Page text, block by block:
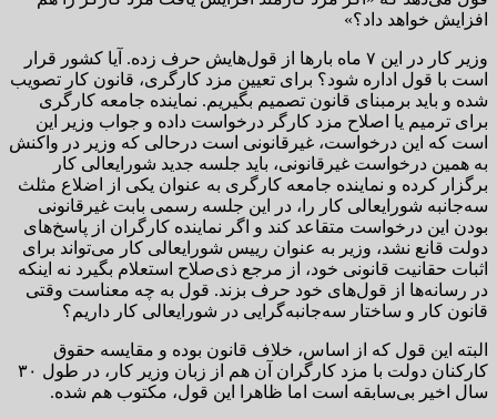
افزایش خواهد داد؟»
وزیر کار در این ۷ ماه بارها از قول‌هایش حرف زده. آیا کشور قرار
است با قول اداره شود؟ برای تعیین مزد کارگری، قانون کار تصویب
شده و باید برمبنای قانون تصمیم بگیریم. نماینده جامعه کارگری
برای ترمیم یا اصلاح مزد کارگر درخواست داده و جواب وزیر این
است که این درخواست، غیرقانونی است درحالی که وزیر در واکنش
به همین درخواست غیرقانونی، باید جلسه جدید شورایعالی کار
برگزار کرده و نماینده جامعه کارگری به عنوان یکی از اضلاع مثلث
سه‌جانبه شورایعالی کار را، در این جلسه رسمی بابت غیرقانونی
بودن این درخواست متقاعد کند و اگر نماینده کارگران از پاسخ‌های
دولت قانع نشد، وزیر به عنوان رییس شورایعالی کار می‌تواند برای
اثبات حقانیت قانونی خود، از مرجع ذی‌صلاح استعلام بگیرد نه اینکه
در رسانه‌ها از قول‌های خود حرف بزند. قول به چه معناست وقتی
قانون کار و ساختار سه‌جانبه‌گرایی در شورایعالی کار داریم؟
البته این قول که از اساس، خلاف قانون بوده و مقایسه حقوق
کارکنان دولت با مزد کارگران آن هم از زبان وزیر کار، در طول ۳۰
سال اخیر بی‌سابقه است اما ظاهرا این قول، مکتوب هم شده.